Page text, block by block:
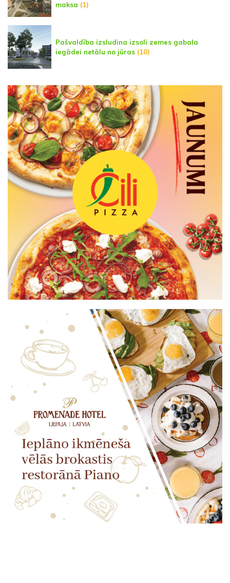
maksa (1)
Pašvaldība izsludina izsoli zemes gabala
iegādei netālu no jūras (10)